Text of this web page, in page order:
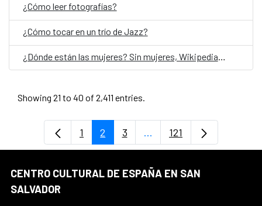
¿Cómo leer fotografías?
¿Cómo tocar en un trío de Jazz?
Showing 21 to 40 of 2,411 entries.
Page
1 Page
2 Page
3 ...Intermediate Pages Use
Page
121
CENTRO CULTURAL DE ESPAÑA EN SAN
SALVADOR